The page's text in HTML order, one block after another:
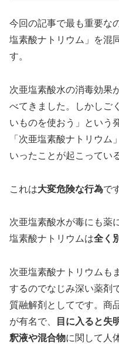
今回の記事で最も重要な
塩素酸ナトリウム」を混
す。
次亜塩素酸水の消毒効果
べてきました。しかしご
いものを使おう」という
「次亜塩素酸ナトリウム
いったことが起こってい
これは大変危険な行為で
次亜塩素酸水が毒にも薬
塩素酸ナトリウムは全く
次亜塩素酸ナトリウムも
するのでなじみ深い薬剤
質融解剤としてです。商
が有名で、
目に入ると失
釈液や混合物に関して人